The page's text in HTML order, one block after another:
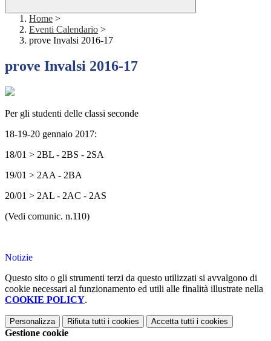
Home >
Eventi Calendario >
prove Invalsi 2016-17
prove Invalsi 2016-17
Per gli studenti delle classi seconde
18-19-20 gennaio 2017:
18/01 > 2BL - 2BS - 2SA
19/01 > 2AA - 2BA
20/01 > 2AL - 2AC - 2AS
(Vedi comunic. n.110)
Notizie
Questo sito o gli strumenti terzi da questo utilizzati si avvalgono di
cookie necessari al funzionamento ed utili alle finalità illustrate nella
COOKIE POLICY.
Personalizza Rifiuta tutti i cookies Accetta tutti i cookies
Gestione cookie